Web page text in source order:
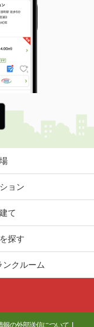
ョン
て
探す
クルーム
報の外部送信について